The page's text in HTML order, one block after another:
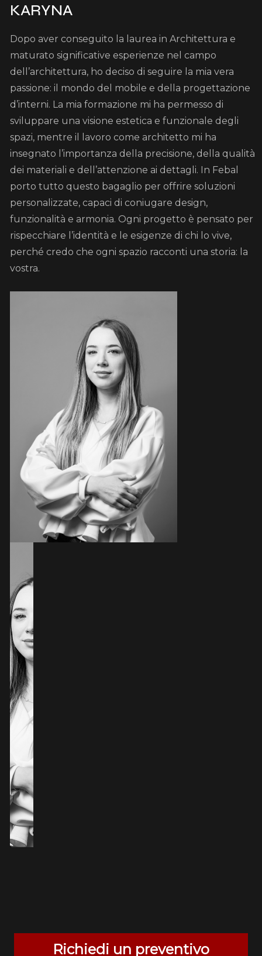
KARYNA
Dopo aver conseguito la laurea in Architettura e
maturato significative esperienze nel campo
dell’architettura, ho deciso di seguire la mia vera
passione: il mondo del mobile e della progettazione
d’interni. La mia formazione mi ha permesso di
sviluppare una visione estetica e funzionale degli
spazi, mentre il lavoro come architetto mi ha
insegnato l’importanza della precisione, della qualità
dei materiali e dell’attenzione ai dettagli. In Febal
porto tutto questo bagaglio per offrire soluzioni
personalizzate, capaci di coniugare design,
funzionalità e armonia. Ogni progetto è pensato per
rispecchiare l’identità e le esigenze di chi lo vive,
perché credo che ogni spazio racconti una storia: la
vostra.
Richiedi un preventivo